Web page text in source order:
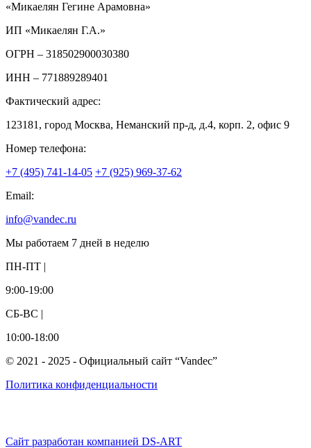
«Микаелян Гегине Арамовна»
ИП «Микаелян Г.А.»
ОГРН – 318502900030380
ИНН – 771889289401
Фактический адрес:
123181, город Москва, Неманский пр-д, д.4, корп. 2, офис 9
Номер телефона:
+7 (495) 741-14-05 +7 (925) 969-37-62
Email:
info@vandec.ru
Мы работаем 7 дней в неделю
ПН-ПТ |
9:00-19:00
СБ-ВС |
10:00-18:00
© 2021 - 2025 - Официальный сайт “Vandec”
Политика конфиденциальности
Сайт разработан компанией DS-ART